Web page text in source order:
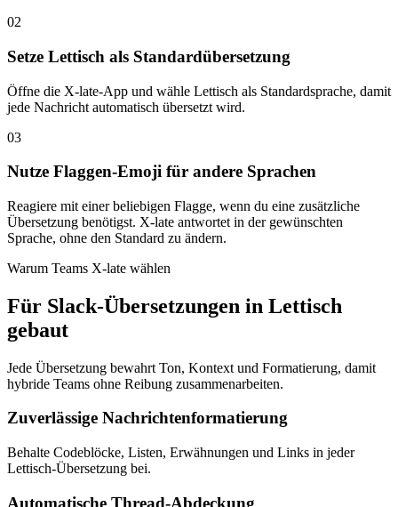
02
Setze Lettisch als Standardübersetzung
Öffne die X-late-App und wähle Lettisch als Standardsprache, damit
jede Nachricht automatisch übersetzt wird.
03
Nutze Flaggen-Emoji für andere Sprachen
Reagiere mit einer beliebigen Flagge, wenn du eine zusätzliche
Übersetzung benötigst. X-late antwortet in der gewünschten
Sprache, ohne den Standard zu ändern.
Warum Teams X-late wählen
Für Slack-Übersetzungen in Lettisch
gebaut
Jede Übersetzung bewahrt Ton, Kontext und Formatierung, damit
hybride Teams ohne Reibung zusammenarbeiten.
Zuverlässige Nachrichtenformatierung
Behalte Codeblöcke, Listen, Erwähnungen und Links in jeder
Lettisch-Übersetzung bei.
Automatische Thread-Abdeckung